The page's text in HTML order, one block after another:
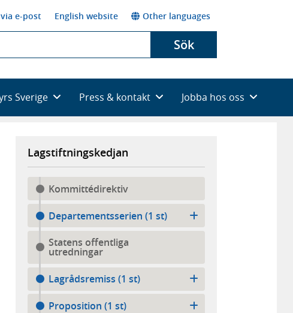
e-post English website Other languages
Sök
Sverige Press & kontakt Jobba hos oss
Lagstiftningskedjan
Kommittédirektiv
Departementsserien (1 st)
Statens offentliga
utredningar
Lagrådsremiss (1 st)
Proposition (1 st)